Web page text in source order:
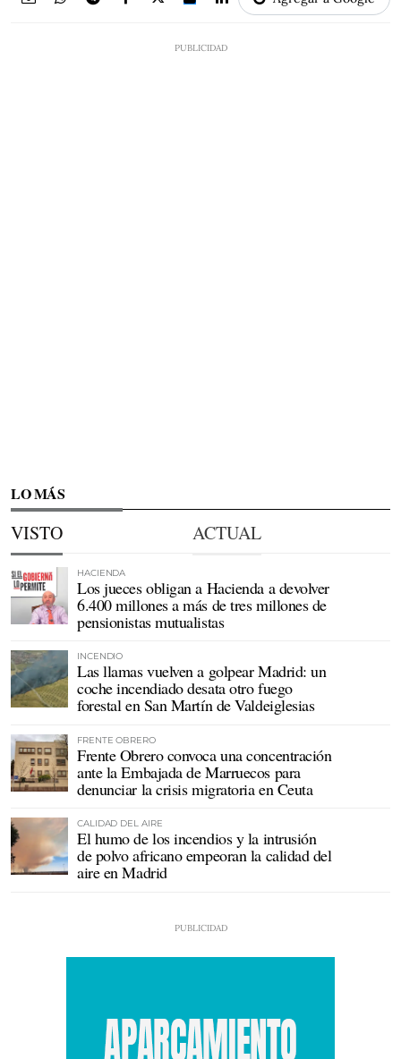
LO MÁS
VISTO ACTUAL
HACIENDA
Los jueces obligan a Hacienda a devolver
6.400 millones a más de tres millones de
pensionistas mutualistas
INCENDIO
Las llamas vuelven a golpear Madrid: un
coche incendiado desata otro fuego
forestal en San Martín de Valdeiglesias
FRENTE OBRERO
Frente Obrero convoca una concentración
ante la Embajada de Marruecos para
denunciar la crisis migratoria en Ceuta
CALIDAD DEL AIRE
El humo de los incendios y la intrusión
de polvo africano empeoran la calidad del
aire en Madrid